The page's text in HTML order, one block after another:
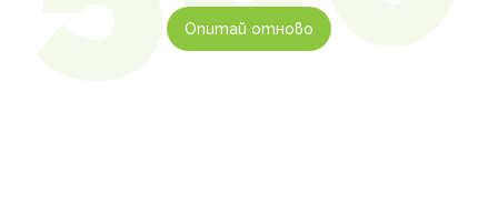
Опитай отново